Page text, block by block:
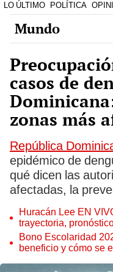
LO ÚLTIMO POLÍTICA
Mundo
casos de
zonas más
República
epidémico de
qué dicen las
afectadas, la
Huracán Lee EN
trayectoria,
ONAMET
Bono Escolaridad
beneficio y cómo se